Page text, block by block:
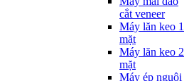
cắt veneer
Máy lăn keo 1
mặt
Máy lăn keo 2
mặt
Máy ép nguội